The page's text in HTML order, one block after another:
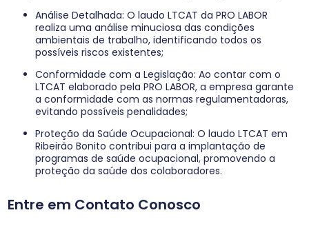
Análise Detalhada: O laudo LTCAT da PRO LABOR
realiza uma análise minuciosa das condições
ambientais de trabalho, identificando todos os
possíveis riscos existentes;
Conformidade com a Legislação: Ao contar com o
LTCAT elaborado pela PRO LABOR, a empresa garante
a conformidade com as normas regulamentadoras,
evitando possíveis penalidades;
Proteção da Saúde Ocupacional: O laudo LTCAT em
Ribeirão Bonito contribui para a implantação de
programas de saúde ocupacional, promovendo a
proteção da saúde dos colaboradores.
Entre em Contato Conosco